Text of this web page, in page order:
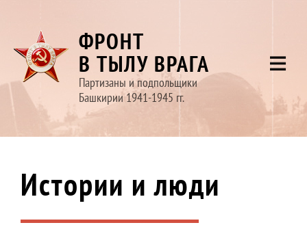
ФРОНТ
В ТЫЛУ ВРАГА
Партизаны и подпольщики
Башкирии 1941-1945 гг.
Истории и люди